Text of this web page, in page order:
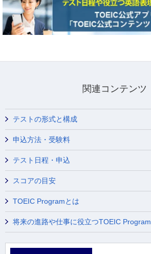
関連コンテンツ
テストの形式と構成
申込方法・受験料
テスト日程・申込
スコアの目安
TOEIC Programとは
将来の進路や仕事に役立つTOEIC Program